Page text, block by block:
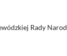
Rady